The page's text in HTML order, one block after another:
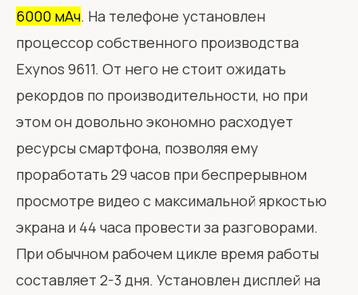
6000 мАч. На телефоне установлен
процессор собственного производства
Exynos 9611. От него не стоит ожидать
рекордов по производительности, но при
этом он довольно экономно расходует
ресурсы смартфона, позволяя ему
проработать 29 часов при беспрерывном
просмотре видео с максимальной яркостью
экрана и 44 часа провести за разговорами.
При обычном рабочем цикле время работы
составляет 2-3 дня. Установлен дисплей на